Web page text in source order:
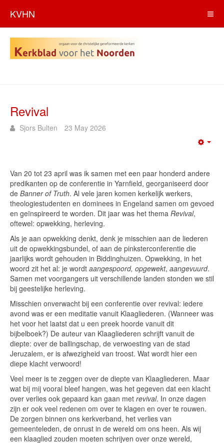
KVHN
Revival
Sjors Bulten 23 May 2026
Van 20 tot 23 april was ik samen met een paar honderd andere
predikanten op de conferentie in Yarnfield, georganiseerd door
de Banner of Truth. Al vele jaren komen kerkelijk werkers,
theologiestudenten en dominees in Engeland samen om gevoed
en geïnspireerd te worden. Dit jaar was het thema Revival,
oftewel: opwekking, herleving.
Als je aan opwekking denkt, denk je misschien aan de liederen
uit de opwekkingsbundel, of aan de pinksterconferentie die
jaarlijks wordt gehouden in Biddinghuizen. Opwekking, in het
woord zit het al: je wordt aangespoord, opgewekt, aangevuurd.
Samen met voorgangers uit verschillende landen stonden we stil
bij geestelijke herleving.
Misschien onverwacht bij een conferentie over revival: iedere
avond was er een meditatie vanuit Klaagliederen. (Wanneer was
het voor het laatst dat u een preek hoorde vanuit dit
bijbelboek?) De auteur van Klaagliederen schrijft vanuit de
diepte: over de ballingschap, de verwoesting van de stad
Jeruzalem, er is afwezigheid van troost. Wat wordt hier een
diepe klacht verwoord!
Veel meer is te zeggen over de diepte van Klaagliederen. Maar
wat bij mij vooral bleef hangen, was het gegeven dat een klacht
over verlies ook gepaard kan gaan met revival. In onze dagen
zijn er ook veel redenen om over te klagen en over te rouwen.
De zorgen binnen ons kerkverband, het verlies van
gemeenteleden, de onrust in de wereld om ons heen. Als wij
een klaaglied zouden moeten schrijven over onze wereld,